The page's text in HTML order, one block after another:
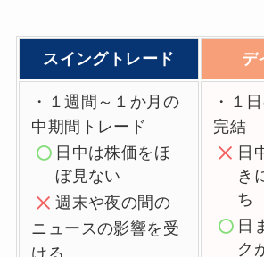
スイングトレード デ
・１週間～１か月の
中期間トレード
日中は株価をほ
ぼ見ない
週末や夜の間の
ニュースの影響を受
ける
・１
完結
日
き
ち
日
ク